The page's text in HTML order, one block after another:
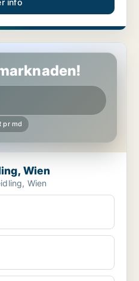
info
pr md
Wien
Wien